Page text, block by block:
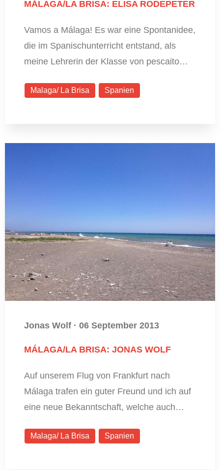
MÁLAGA/LA BRISA: ELISA RODEPETER
Vamos a Málaga! Es war eine Spontanidee,
die im Spanischunterricht entstand, als
meine Lehrerin der Klasse von pescaito…
Malaga/ La Brisa Spanien
Jonas Wolf · 06 September 2013
MÁLAGA/LA BRISA: JONAS WOLF
Auf unserem Flug von Frankfurt nach
Málaga trafen ein guter Freund und ich auf
eine neue Bekanntschaft, welche auch…
Malaga/ La Brisa Spanien